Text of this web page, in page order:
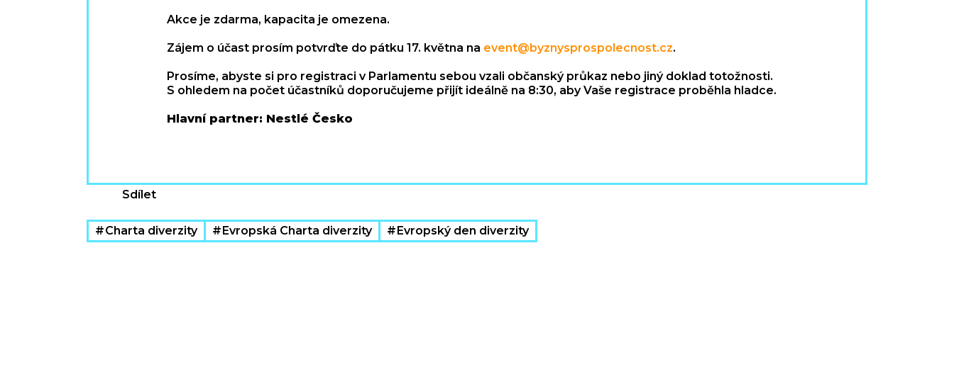
Akce je zdarma, kapacita je omezena.
Zájem o účast prosím potvrďte do pátku 17. května na event@byznysprospolecnost.cz.
Prosíme, abyste si pro registraci v Parlamentu sebou vzali občanský průkaz nebo jiný doklad totožnosti.
S ohledem na počet účastníků doporučujeme přijít ideálně na 8:30, aby Vaše registrace proběhla hladce.
Hlavní partner: Nestlé Česko
Sdílet
Charta diverzity Evropská Charta diverzity Evropský den diverzity